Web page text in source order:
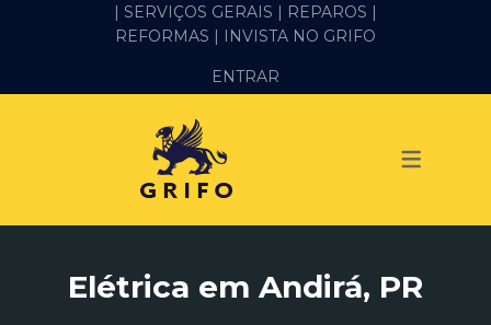
ALVENARIA E PEDREIRO
IMPERMEABILIZAÇÃO
| SERVIÇOS GERAIS | REPAROS |
REFORMAS | INVISTA NO GRIFO
ENTRAR
Elétrica em Andirá, PR